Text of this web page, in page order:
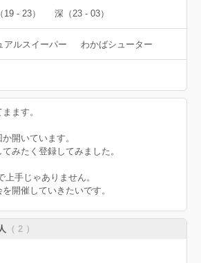
19 - 23） 深（23 - 03）
アルスイーパー わかばシューター
ます。
開いています。
みたく登録してみました。
手じゃありません。
開催していきたいです。
（ 2 ）